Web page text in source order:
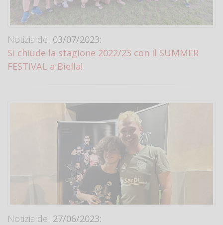
Notizia del 03/07/2023:
Si chiude la stagione 2022/23 con il SUMMER
FESTIVAL a Biella!
Notizia del 27/06/2023: